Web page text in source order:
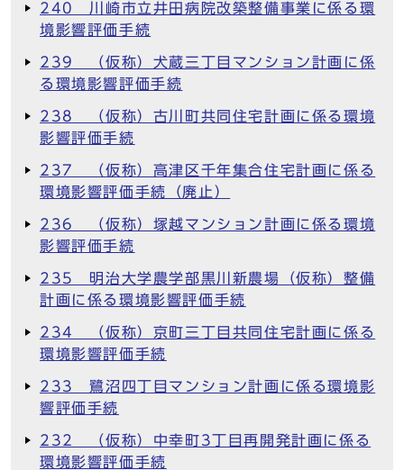
240 川崎市立井田病院改築整備事業に係る環
境影響評価手続
239 （仮称）犬蔵三丁目マンション計画に係
る環境影響評価手続
238 （仮称）古川町共同住宅計画に係る環境
影響評価手続
237 （仮称）高津区千年集合住宅計画に係る
環境影響評価手続（廃止）
236 （仮称）塚越マンション計画に係る環境
影響評価手続
235 明治大学農学部黒川新農場（仮称）整備
計画に係る環境影響評価手続
234 （仮称）京町三丁目共同住宅計画に係る
環境影響評価手続
233 鷺沼四丁目マンション計画に係る環境影
響評価手続
232 （仮称）中幸町3丁目再開発計画に係る
環境影響評価手続